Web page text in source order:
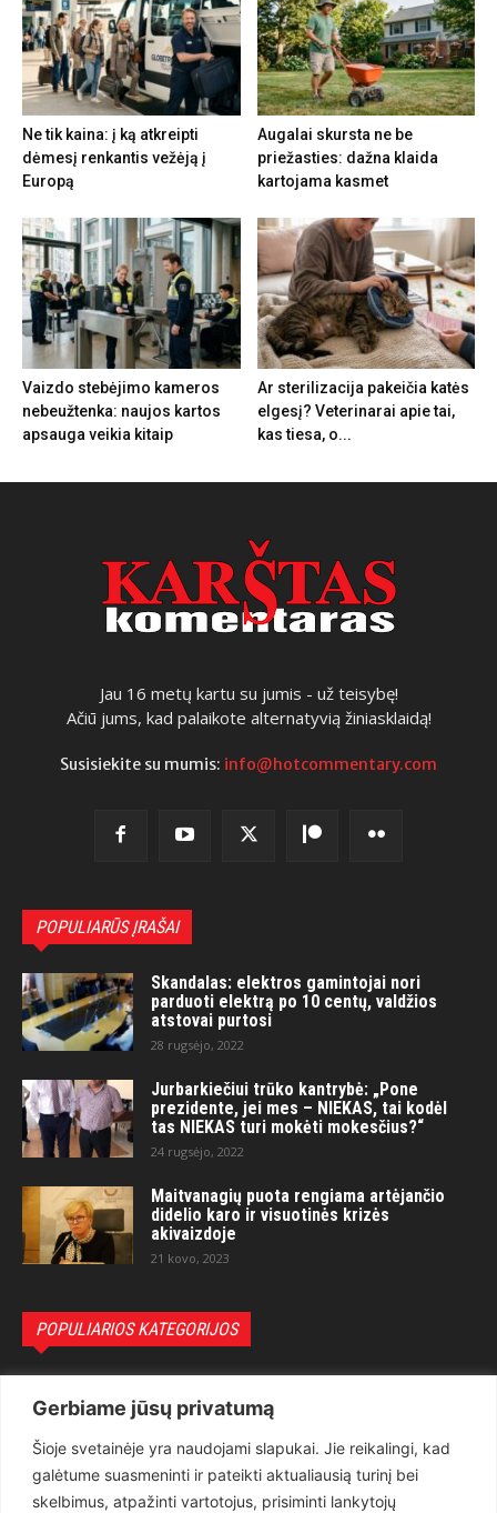
Gerbiame jūsų privatumą
Šioje svetainėje yra naudojami slapukai. Jie reikalingi, kad
galėtume suasmeninti ir pateikti aktualiausią turinį bei
skelbimus, atpažinti vartotojus, prisiminti lankytojų
Ne tik kaina: į ką atkreipti
dėmesį renkantis vežėją į
Europą
Augalai skursta ne be
priežasties: dažna klaida
kartojama kasmet
Vaizdo stebėjimo kameros
nebeužtenka: naujos kartos
apsauga veikia kitaip
Ar sterilizacija pakeičia katės
elgesį? Veterinarai apie tai,
kas tiesa, o...
Jau 16 metų kartu su jumis - už teisybę!
Ačiū jums, kad palaikote alternatyvią žiniasklaidą!
Susisiekite su mumis: info@hotcommentary.com
POPULIARŪS ĮRAŠAI
Skandalas: elektros gamintojai nori
parduoti elektrą po 10 centų, valdžios
atstovai purtosi
28 rugsėjo, 2022
Jurbarkiečiui trūko kantrybė: „Pone
prezidente, jei mes – NIEKAS, tai kodėl
tas NIEKAS turi mokėti mokesčius?“
24 rugsėjo, 2022
Maitvanagių puota rengiama artėjančio
didelio karo ir visuotinės krizės
akivaizdoje
21 kovo, 2023
POPULIARIOS KATEGORIJOS
Teisėsauga
1497
Aktualu